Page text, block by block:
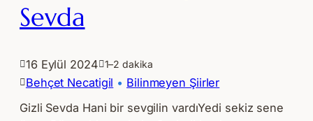
Sevda
16 Eylül 2024 1–2 dakika
Behçet Necatigil • Bilinmeyen Şiirler
Gizli Sevda Hani bir sevgilin vardıYedi sekiz sene